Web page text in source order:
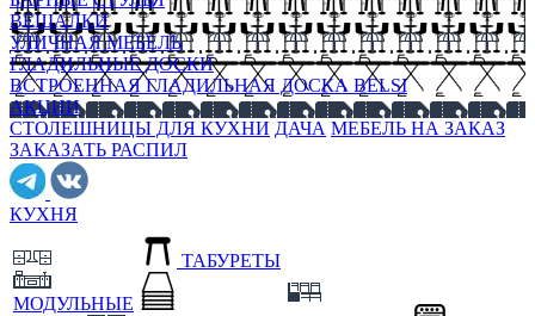
ВЕШАЛКИ
УЛИЧНАЯ МЕБЕЛЬ
ГЛАДИЛЬНЫЕ ДОСКИ
ВСТРОЕННАЯ ГЛАДИЛЬНАЯ ДОСКА BELSI
АКЦИИ
СТОЛЕШНИЦЫ ДЛЯ КУХНИ ДАЧА МЕБЕЛЬ НА ЗАКАЗ
ЗАКАЗАТЬ РАСПИЛ
КУХНЯ
МОДУЛЬНЫЕ
ТАБУРЕТЫ